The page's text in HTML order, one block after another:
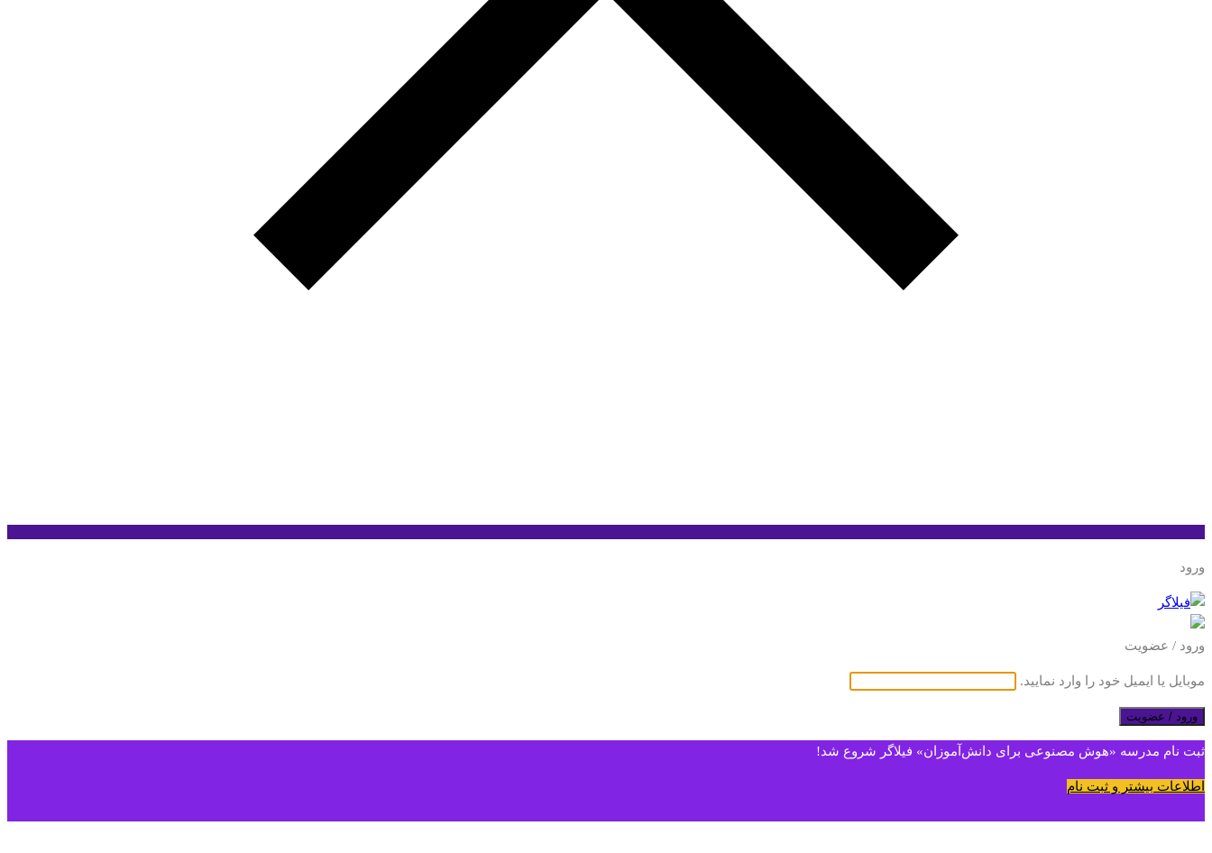
ورود
ورود / عضویت
موبایل یا ایمیل خود را وارد نمایید.
ورود / عضویت
ثبت نام مدرسه «هوش مصنوعی برای دانش‌آموزان» فیلاگر شروع شد!
اطلاعات بیشتر و ثبت نام